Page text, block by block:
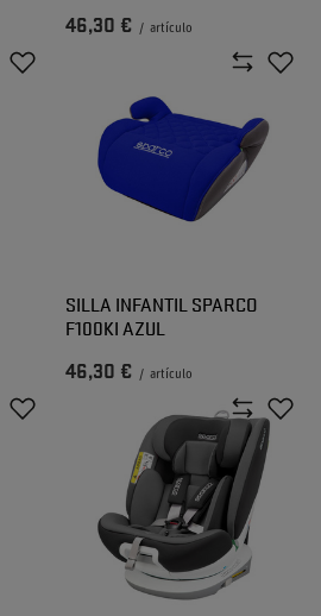
46,30 € / artículo
SILLA INFANTIL SPARCO
F100KI AZUL
46,30 € / artículo